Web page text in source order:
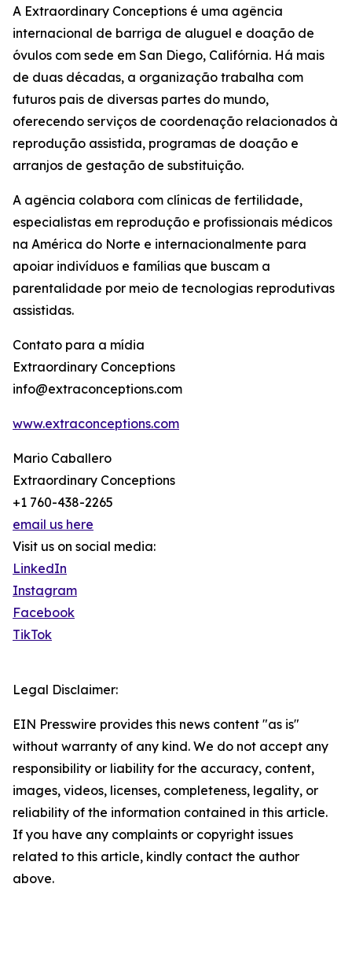
A Extraordinary Conceptions é uma agência
internacional de barriga de aluguel e doação de
óvulos com sede em San Diego, Califórnia. Há mais
de duas décadas, a organização trabalha com
futuros pais de diversas partes do mundo,
oferecendo serviços de coordenação relacionados à
reprodução assistida, programas de doação e
arranjos de gestação de substituição.
A agência colabora com clínicas de fertilidade,
especialistas em reprodução e profissionais médicos
na América do Norte e internacionalmente para
apoiar indivíduos e famílias que buscam a
parentalidade por meio de tecnologias reprodutivas
assistidas.
Contato para a mídia
Extraordinary Conceptions
info@extraconceptions.com
www.extraconceptions.com
Mario Caballero
Extraordinary Conceptions
+1 760-438-2265
email us here
Visit us on social media:
LinkedIn
Instagram
Facebook
TikTok
Legal Disclaimer:
EIN Presswire provides this news content "as is"
without warranty of any kind. We do not accept any
responsibility or liability for the accuracy, content,
images, videos, licenses, completeness, legality, or
reliability of the information contained in this article.
If you have any complaints or copyright issues
related to this article, kindly contact the author
above.